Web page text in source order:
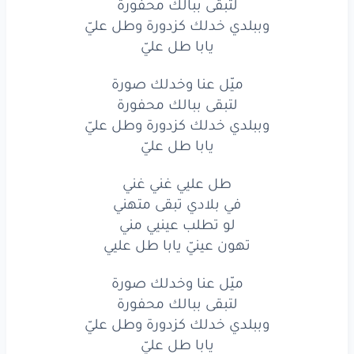
ما بنسىريحةترابك
بلدي حماك
ميّلعناوخدلكصورة
لتبقىببالكمحفورة
كزدورة
ياباطلعليّ
ميّلعناوخدلكصورة
خدلككزدورةوطل
ياباطلعليّ
لتبقى ببالك محفورة
وببلدي خدلك كزدورة وطل عليّ
يابا طل عليّ
ميّل عنا وخدلك صورة
لتبقى ببالك محفورة
وببلدي خدلك كزدورة وطل عليّ
يابا طل عليّ
طل عليي غني غني
في بلادي تبقى متهني
لو تطلب عينيي مني
تهون عينيّ يابا طل عليي
ميّل عنا وخدلك صورة
لتبقى ببالك محفورة
وببلدي خدلك كزدورة وطل عليّ
يابا طل عليّ